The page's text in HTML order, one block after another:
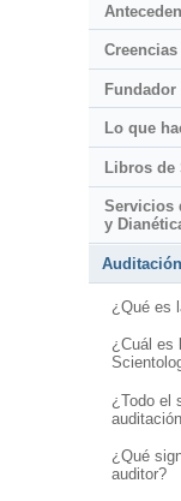
Lo que
Libros de
Servicios
y
¿Qué es
¿Cuál es
¿Todo el
¿Qué
auditor?